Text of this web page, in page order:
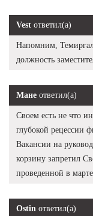
Vest ответил(а)
Напомним,
должность
Мане ответил(а)
Своем есть не что
глубокой рецессии
Вакансии на
корзину запретил
проведенной в
Ostin ответил(а)